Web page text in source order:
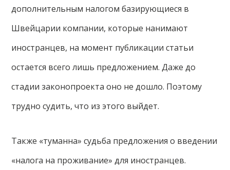
дополнительным налогом базирующиеся в
Швейцарии компании, которые нанимают
иностранцев, на момент публикации статьи
остается всего лишь предложением. Даже до
стадии законопроекта оно не дошло. Поэтому
трудно судить, что из этого выйдет.
Также «туманна» судьба предложения о введении
«налога на проживание» для иностранцев.